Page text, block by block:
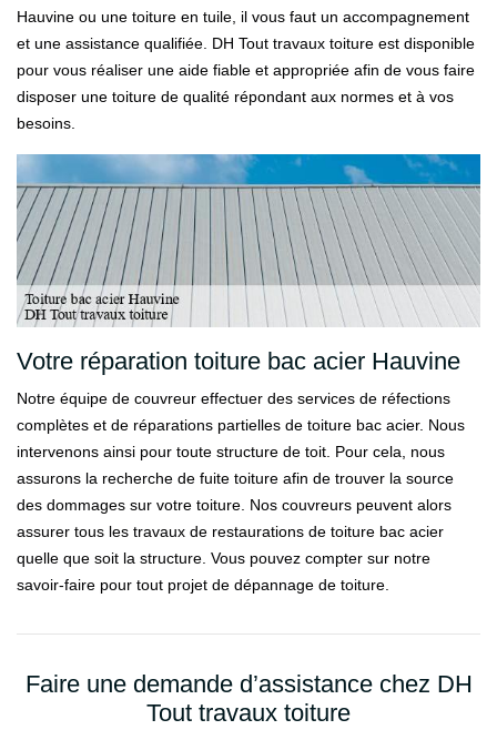
Hauvine ou une toiture en tuile, il vous faut un accompagnement
et une assistance qualifiée. DH Tout travaux toiture est disponible
pour vous réaliser une aide fiable et appropriée afin de vous faire
disposer une toiture de qualité répondant aux normes et à vos
besoins.
Votre réparation toiture bac acier Hauvine
Notre équipe de couvreur effectuer des services de réfections
complètes et de réparations partielles de toiture bac acier. Nous
intervenons ainsi pour toute structure de toit. Pour cela, nous
assurons la recherche de fuite toiture afin de trouver la source
des dommages sur votre toiture. Nos couvreurs peuvent alors
assurer tous les travaux de restaurations de toiture bac acier
quelle que soit la structure. Vous pouvez compter sur notre
savoir-faire pour tout projet de dépannage de toiture.
Faire une demande d’assistance chez DH
Tout travaux toiture